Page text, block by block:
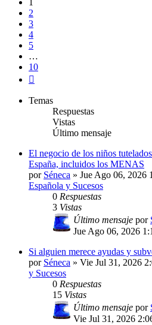
1
2
3
4
5
…
10
Temas
Respuestas
Vistas
Último mensaje
El negocio de los niños
España, incluidos los MENAS
por Séneca » Jue Ago 06, 2026
Española y Sucesos
0 Respuestas
3 Vistas
Último mensaje por
Jue Ago 06, 2026
Si alguien merece ayudas y
por Séneca » Vie Jul 31, 2026
y Sucesos
0 Respuestas
15 Vistas
Último mensaje por
Vie Jul 31, 2026